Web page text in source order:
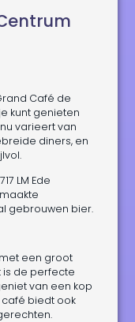
Café de
kunt genieten
varieert van
diners, en
LM Ede
gebrouwen bier.
een groot
is de perfecte
van een kop
café biedt ook